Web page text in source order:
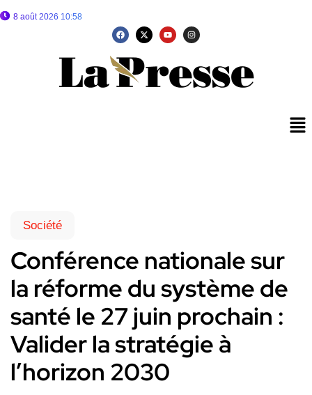
8 août 2026 10:58
Société
Conférence nationale sur
la réforme du système de
santé le 27 juin prochain :
Valider la stratégie à
l’horizon 2030